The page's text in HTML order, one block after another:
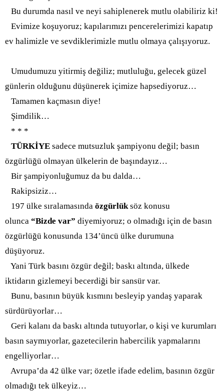
Bu durumda nasıl ve neyi sahiplenerek mutlu olabiliriz ki!
Evimize koşuyoruz; kapılarımızı pencerelerimizi kapatıp
ev halimizle ve sevdiklerimizle mutlu olmaya çalışıyoruz.
Umudumuzu yitirmiş değiliz; mutluluğu, gelecek güzel
günlerin olduğunu düşünerek içimize hapsediyoruz…
Tamamen kaçmasın diye!
Şimdilik…
* * *
TÜRKİYE sadece mutsuzluk şampiyonu değil; basın
özgürlüğü olmayan ülkelerin de başındayız…
Bir şampiyonluğumuz da bu dalda…
Rakipsiziz…
197 ülke sıralamasında özgürlüksöz konusu
olunca “Bizde var” diyemiyoruz; o olmadığı için de basın
özgürlüğü konusunda 134’üncü ülke durumuna
düşüyoruz.
Yani Türk basını özgür değil; baskı altında, ülkede
iktidarın gizlemeyi becerdiği bir sansür var.
Bunu, basının büyük kısmını besleyip yandaş yaparak
sürdürüyorlar…
Geri kalanı da baskı altında tutuyorlar, o kişi ve kurumları
basın saymıyorlar, gazetecilerin habercilik yapmalarını
engelliyorlar…
Avrupa’da 42 ülke var; özetle ifade edelim, basının özgür
olmadığı tek ülkeyiz…